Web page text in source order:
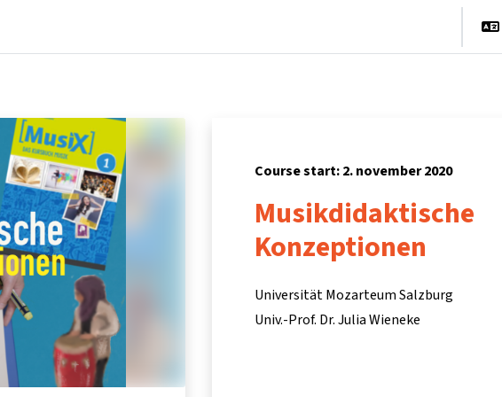
Course start: 2. november 2020
Musikdidaktische
Konzeptionen
Universität Mozarteum Salzburg
Univ.-Prof. Dr. Julia Wieneke